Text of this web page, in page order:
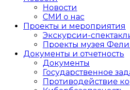
Новости
СМИ о нас
Проекты и мероприятия
Экскурсии-
Проекты музея
Документы и отчетность
Документы
Государственное
Противодействие